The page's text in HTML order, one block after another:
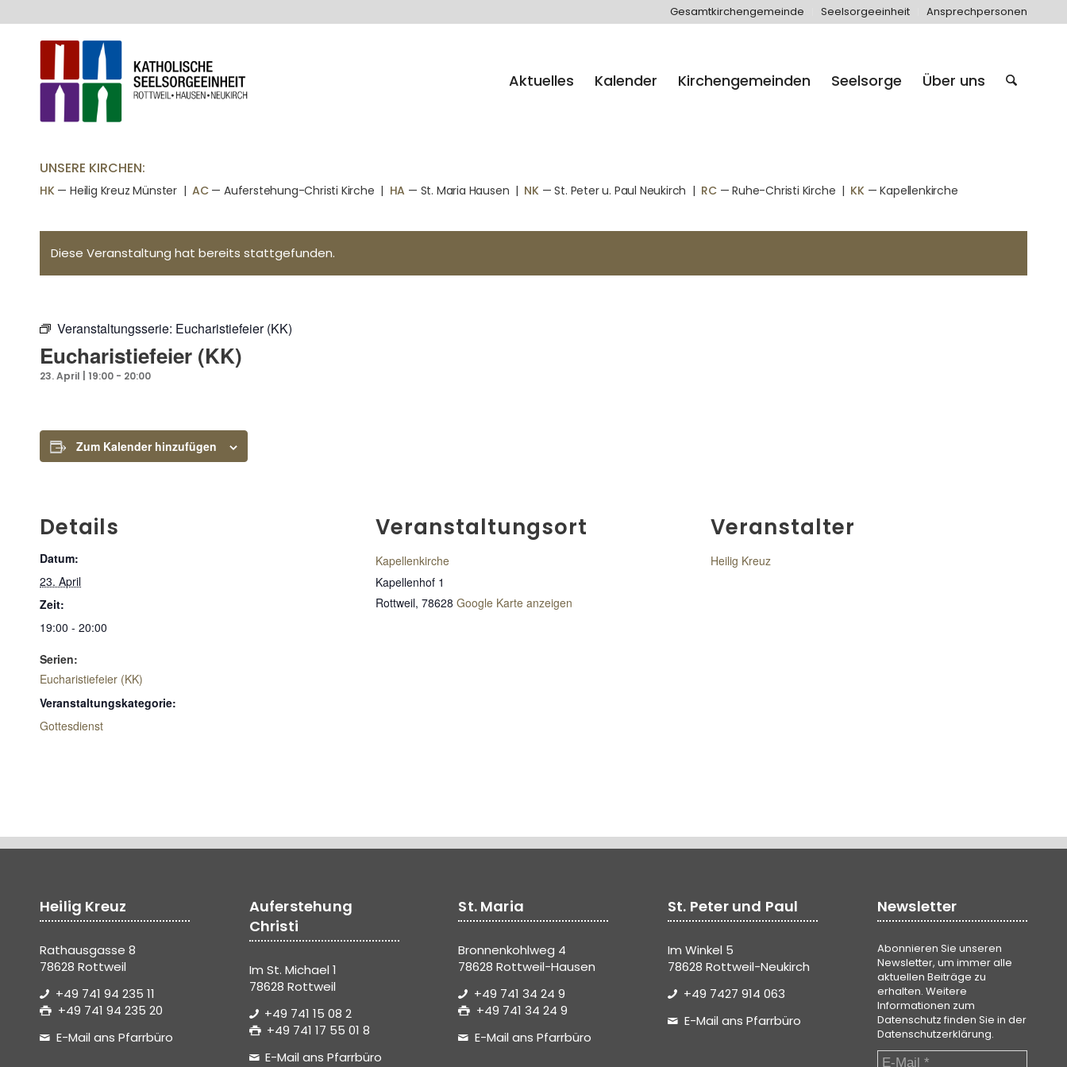
Gesamtkirchengemeinde Seelsorgeeinheit Ansprechpersonen
Aktuelles Kalender Kirchengemeinden Seelsorge Über uns
UNSERE KIRCHEN:
HK— Heilig Kreuz Münster |AC— Auferstehung-Christi Kirche | HA — St. Maria Hausen | NK — St. Peter u. Paul Neukirch | RC— Ruhe-Christi Kirche | KK — Kapellenkirche
Diese Veranstaltung hat bereits stattgefunden.
Veranstaltungsserie: Eucharistiefeier (KK)
Eucharistiefeier (KK)
23. April | 19:00 - 20:00
Zum Kalender hinzufügen
Details
Datum:
23. April
Zeit:
19:00 - 20:00
Serien:
Eucharistiefeier (KK)
Veranstaltungskategorie:
Gottesdienst
Veranstaltungsort
Kapellenkirche
Kapellenhof 1
Rottweil, 78628 Google Karte anzeigen
Veranstalter
Heilig Kreuz
Heilig Kreuz
Rathausgasse 8
78628 Rottweil
+49 741 94 235 11
+49 741 94 235 20
E-Mail ans Pfarrbüro
Auferstehung
Christi
Im St. Michael 1
78628 Rottweil
+49 741 15 08 2
+49 741 17 55 01 8
E-Mail ans Pfarrbüro
St. Maria
Bronnenkohlweg 4
78628 Rottweil-Hausen
+49 741 34 24 9
+49 741 34 24 9
E-Mail ans Pfarrbüro
St. Peter und Paul
Im Winkel 5
78628 Rottweil-Neukirch
+49 7427 914 063
E-Mail ans Pfarrbüro
Newsletter
Abonnieren Sie unseren
Newsletter, um immer alle
aktuellen Beiträge zu
erhalten. Weitere
Informationen zum
Datenschutz finden Sie in der
Datenschutzerklärung.